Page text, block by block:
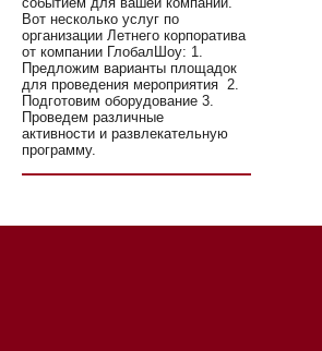
Вот несколько услуг по
организации Летнего корпоратива
от компании ГлобалШоу: 1.
Предложим варианты площадок
для проведения мероприятия 2.
Подготовим оборудование 3.
Проведем различные
активности и развлекательную
программу.